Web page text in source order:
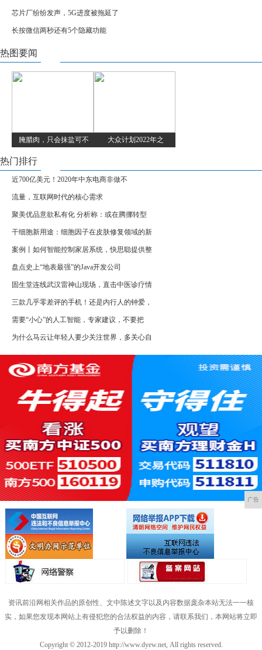
芯片厂纷纷发声，5G进度被拖延了
长按微信两秒还有5个隐藏功能
热图要闻
腌腊肉，只会抹盐可不 大众计划2022年之
热门排行
近700亿美元！2020年中东电商非做不
流量，互联网时代的核心需求
聚美优品意欲私有化 分析称：或在腾挪转型
干细胞新用途：细胞因子在皮肤修复领域的新
案例丨如何智能控制家居系统，快思聪提供整
盘点史上“地表最强”的Java开发公司
固生堂连线武汉雷神山现场，直击中医诊疗情
三款几乎零差评的手机！还是内行人的钟爱，
需要“小心”的人工智能，专家建议，不要把
为什么马云让年轻人要少关注世界，多关心自
广告
资讯前沿网相关作品的原创性、文中陈述文字以及内容数据庞杂本站无法一一核
实，如果您发现本网站上有侵犯您的合法权益的内容，请联系我们，本网站将立即
予以删除！
Copyright © 2012-2019 http://www.dyew.net, All rights reserved.